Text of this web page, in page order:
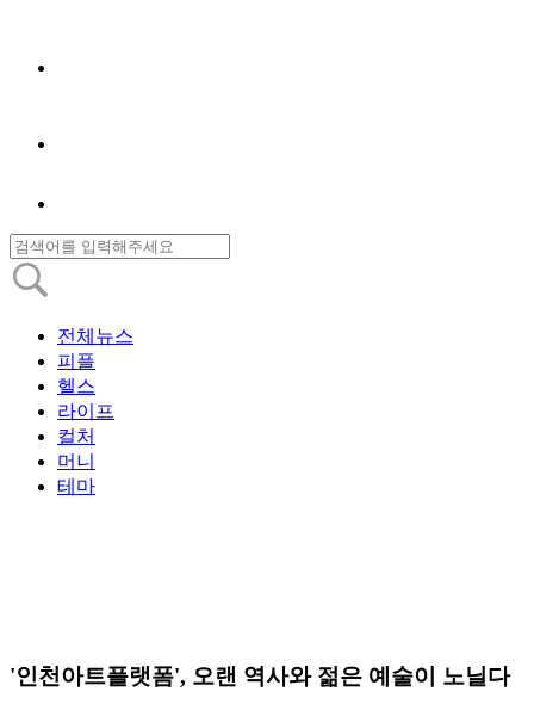
전체뉴스
피플
헬스
라이프
컬처
머니
테마
'인천아트플랫폼', 오랜 역사와 젊은 예술이 노닐다